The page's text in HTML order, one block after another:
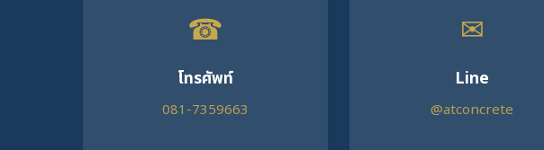
☎
โทรศัพท์
081-7359663
✉
Line
@atconcrete